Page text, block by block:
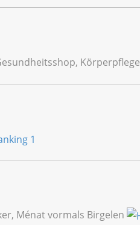
Körperpflege
Ménat vormals Birgelen